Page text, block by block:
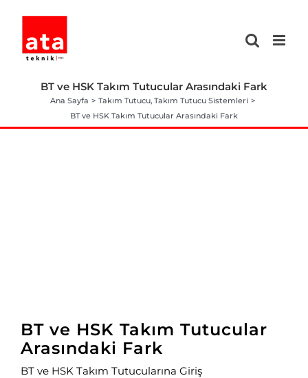
content
BT ve HSK Takım Tutucular Arasındaki Fark
Ana Sayfa Takım Tutucu Takım Tutucu Sistemleri
BT ve HSK Takım Tutucular Arasındaki Fark
BT ve HSK Takım Tutucular
Arasındaki Fark
BT ve HSK Takım Tutucularına Giriş